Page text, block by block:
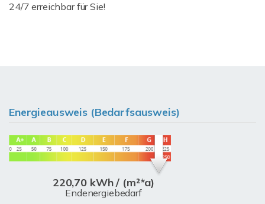
24/7 erreichbar für Sie!
Energieausweis (Bedarfsausweis)
220,70 kWh / (m²*a)
Endenergiebedarf